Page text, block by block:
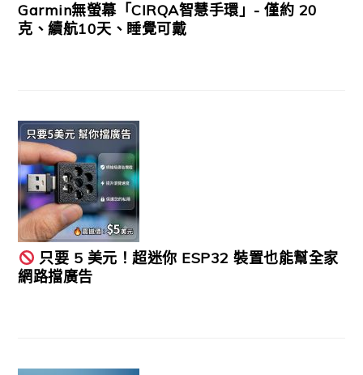
Garmin無螢幕「CIRQA智慧手環」- 僅約 20
克、續航10天、睡覺可戴
只要 5 美元！超迷你 ESP32 裝置也能幫全家
網路擋廣告